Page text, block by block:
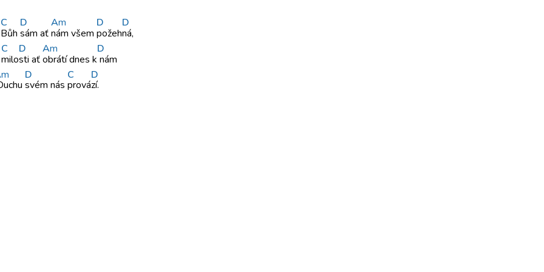
C
Bůh
D
sám ať
Am
nám všem
D
požeh
D
ná,
C
milo
D
sti ať
Am
obrátí dnes k
D
nám
m
D
svém nás
C
prová
D
zí.